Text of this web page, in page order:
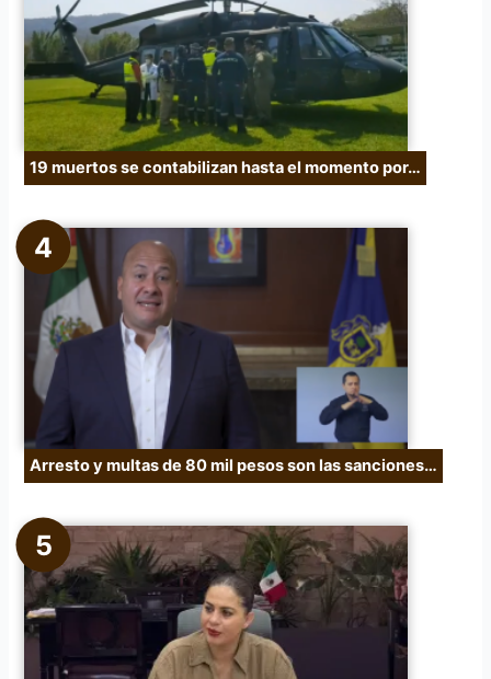
19 muertos se contabilizan hasta el momento por…
Arresto y multas de 80 mil pesos son las sanciones…